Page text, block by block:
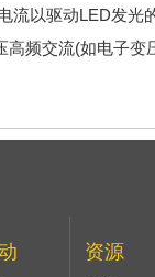
流以驱动LED发
高频交流(如电子变
资源